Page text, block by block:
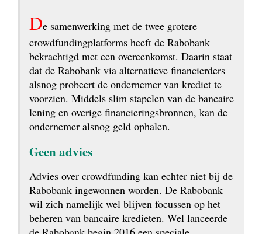
De samenwerking met de twee grotere
crowdfunding­platforms heeft de Rabobank
bekrachtigd met een overeenkomst. Daarin staat
dat de Rabobank via alternatieve financierders
alsnog probeert de ondernemer van krediet te
voorzien. Middels slim stapelen van de bancaire
lening en overige financieringsbronnen, kan de
ondernemer alsnog geld ophalen.
Geen advies
Advies over crowdfunding kan echter niet bij de
Rabobank ingewonnen worden. De Rabobank
wil zich namelijk wel blijven focussen op het
beheren van bancaire kredieten. Wel lanceerde